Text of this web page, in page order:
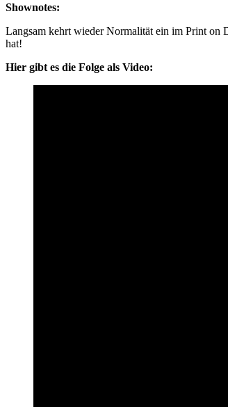
Shownotes:
Langsam kehrt wieder Normalität ein im Print on
hat!
Hier gibt es die Folge als Video: